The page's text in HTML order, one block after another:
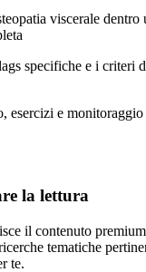
viscerale dentro
specifiche e i criteri
esercizi e
la lettura
il contenuto
tematiche
te.